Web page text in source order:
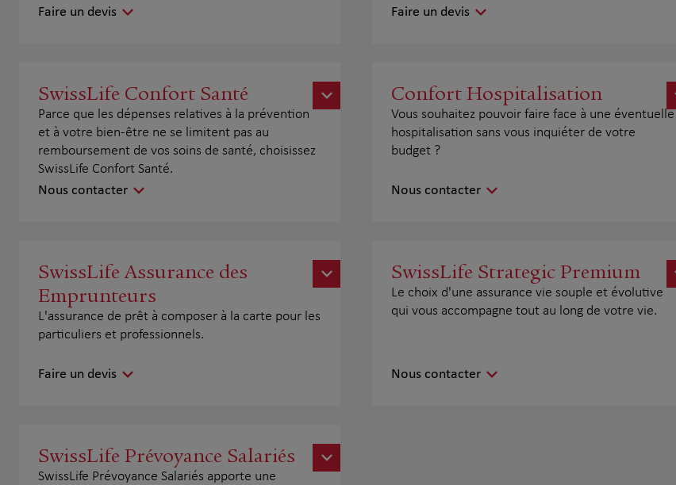
Faire un devis Faire un devis
SwissLife Confort Santé
Parce que les dépenses relatives à la prévention
et à votre bien-être ne se limitent pas au
remboursement de vos soins de santé, choisissez
SwissLife Confort Santé.
Nous contacter
Confort Hospitalisation
Vous souhaitez pouvoir faire face à une éventuelle
hospitalisation sans vous inquiéter de votre
budget ?
Nous contacter
SwissLife Assurance des
Emprunteurs
L'assurance de prêt à composer à la carte pour les
particuliers et professionnels.
Faire un devis
SwissLife Strategic Premium
Le choix d'une assurance vie souple et évolutive
qui vous accompagne tout au long de votre vie.
Nous contacter
SwissLife Prévoyance Salariés
SwissLife Prévoyance Salariés apporte une